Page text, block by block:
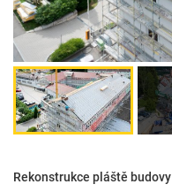
Rekonstrukce pláště budovy